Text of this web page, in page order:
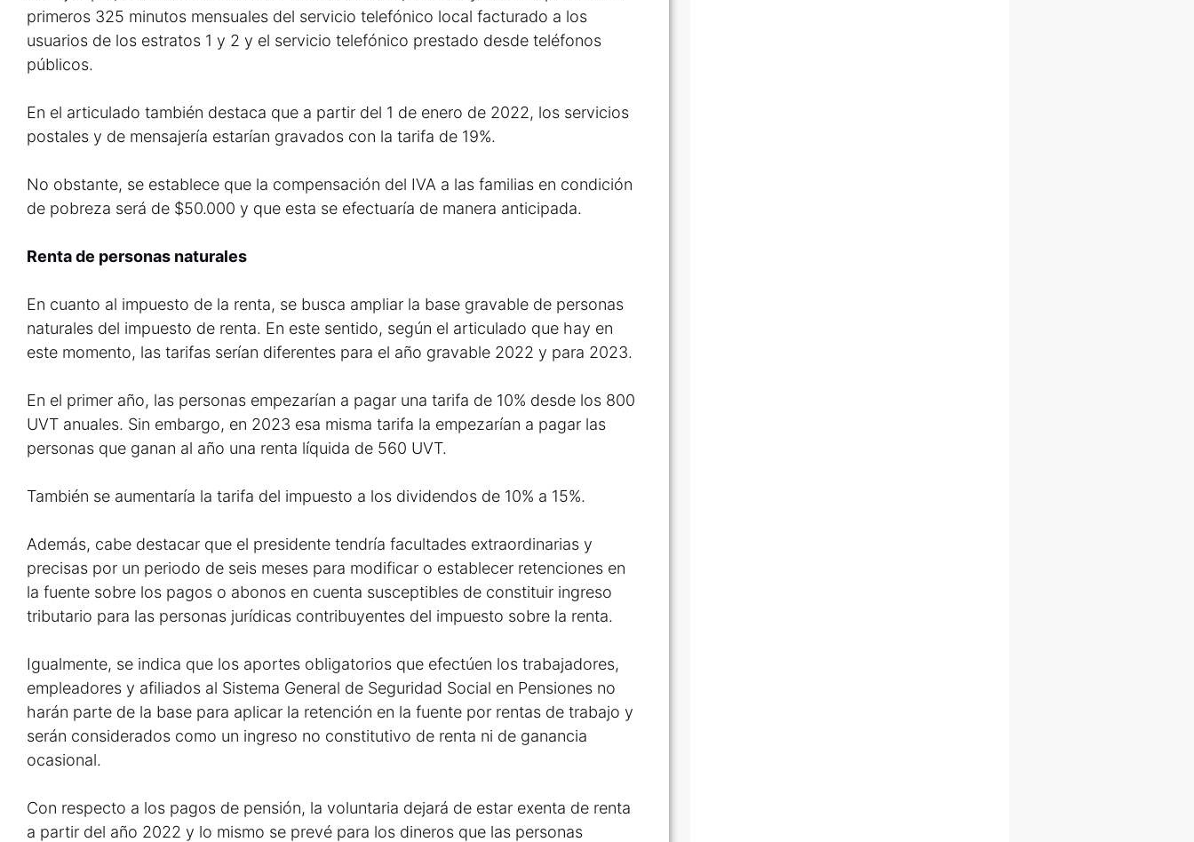
primeros 325 minutos mensuales del servicio telefónico local facturado a los
usuarios de los estratos 1 y 2 y el servicio telefónico prestado desde teléfonos
públicos.
En el articulado también destaca que a partir del 1 de enero de 2022, los servicios
postales y de mensajería estarían gravados con la tarifa de 19%.
No obstante, se establece que la compensación del IVA a las familias en condición
de pobreza será de $50.000 y que esta se efectuaría de manera anticipada.
Renta de personas naturales
En cuanto al impuesto de la renta, se busca ampliar la base gravable de personas
naturales del impuesto de renta. En este sentido, según el articulado que hay en
este momento, las tarifas serían diferentes para el año gravable 2022 y para 2023.
En el primer año, las personas empezarían a pagar una tarifa de 10% desde los 800
UVT anuales. Sin embargo, en 2023 esa misma tarifa la empezarían a pagar las
personas que ganan al año una renta líquida de 560 UVT.
También se aumentaría la tarifa del impuesto a los dividendos de 10% a 15%.
Además, cabe destacar que el presidente tendría facultades extraordinarias y
precisas por un periodo de seis meses para modificar o establecer retenciones en
la fuente sobre los pagos o abonos en cuenta susceptibles de constituir ingreso
tributario para las personas jurídicas contribuyentes del impuesto sobre la renta.
Igualmente, se indica que los aportes obligatorios que efectúen los trabajadores,
empleadores y afiliados al Sistema General de Seguridad Social en Pensiones no
harán parte de la base para aplicar la retención en la fuente por rentas de trabajo y
serán considerados como un ingreso no constitutivo de renta ni de ganancia
ocasional.
Con respecto a los pagos de pensión, la voluntaria dejará de estar exenta de renta
a partir del año 2022 y lo mismo se prevé para los dineros que las personas